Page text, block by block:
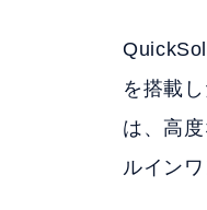
を搭載
は、高
ルイン